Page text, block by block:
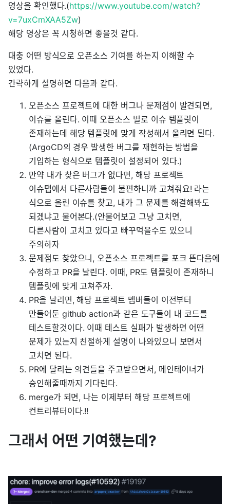
영상을 확인했다.(https://www.youtube.com/watch?
v=7uxCmXAA5Zw)
해당 영상은 꼭 시청하면 좋을것 같다.
대충 어떤 방식으로 오픈소스 기여를 하는지 이해할 수
있었다.
간략하게 설명하면 다음과 같다.
오픈소스 프로젝트에 대한 버그나 문제점이 발견되면,
이슈를 올린다. 이때 오픈소스 별로 이슈 템플릿이
존재하는데 해당 템플릿에 맞게 작성해서 올리면 된다.
(ArgoCD의 경우 발생한 버그를 재현하는 방법을
기입하는 형식으로 템플릿이 설정되어 있다.)
만약 내가 찾은 버그가 없다면, 해당 프로젝트
이슈탭에서 다른사람들이 불편하니까 고쳐줘요! 라는
식으로 올린 이슈를 찾고, 내가 그 문제를 해결해봐도
되겠냐고 물어본다.(안물어보고 그냥 고치면,
다른사람이 고치고 있다고 빠꾸먹을수도 있으니
주의하자
문제점도 찾았으니, 오픈소스 프로젝트를 포크 뜬다음에
수정하고 PR을 날린다. 이때, PR도 템플릿이 존재하니
템플릿에 맞게 고쳐주자.
PR을 날리면, 해당 프로젝트 멤버들이 이전부터
만들어둔 github action과 같은 도구들이 내 코드를
테스트할것이다. 이때 테스트 실패가 발생하면 어떤
문제가 있는지 친절하게 설명이 나와있으니 보면서
고치면 된다.
PR에 달리는 의견들을 주고받으면서, 메인테이너가
승인해줄때까지 기다린다.
merge가 되면, 나는 이제부터 해당 프로젝트에
컨트리뷰터이다.!!
그래서 어떤 기여했는데?